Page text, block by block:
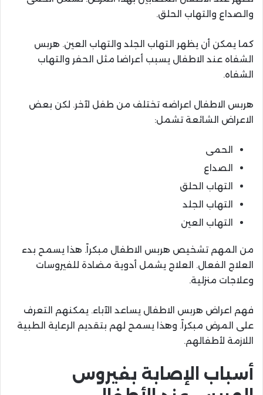
والصداع والتهاب الحلق.
كما يمكن أن يظهر التهاب الجلد والتهاب العين. هربس
الشفاه عند الاطفال يسبب أعراضا مثل الحفر والتهاب
الشفاه.
هربس الاطفال اعراضه تختلف من طفل لآخر. لكن بعض
الاعراض الشائعة تشمل:
الحمى
الصداع
التهاب الحلق
التهاب الجلد
التهاب العين
من المهم تشخيص هربس الاطفال مبكراً. هذا يسمح بدء
العلاج الفعال. العلاج يشمل أدوية مضادة للفيروسات
وعلاجات منزلية.
فهم اعراض هربس الاطفال يساعد الآباء. يمكنهم التعرف
على المرض مبكراً. وهذا يسمح لهم بتقديم الرعاية الطبية
اللازمة لأطفالهم.
أسباب الإصابة بفيروس